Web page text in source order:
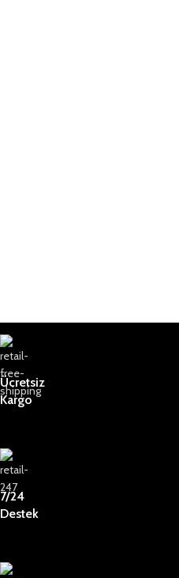
Ücretsiz
Kargo
7/24
Destek